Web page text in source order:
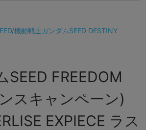
機動戦士ガンダムSEED DESTINY
FREEDOM
スキャンペーン)
EXPIECE ラス